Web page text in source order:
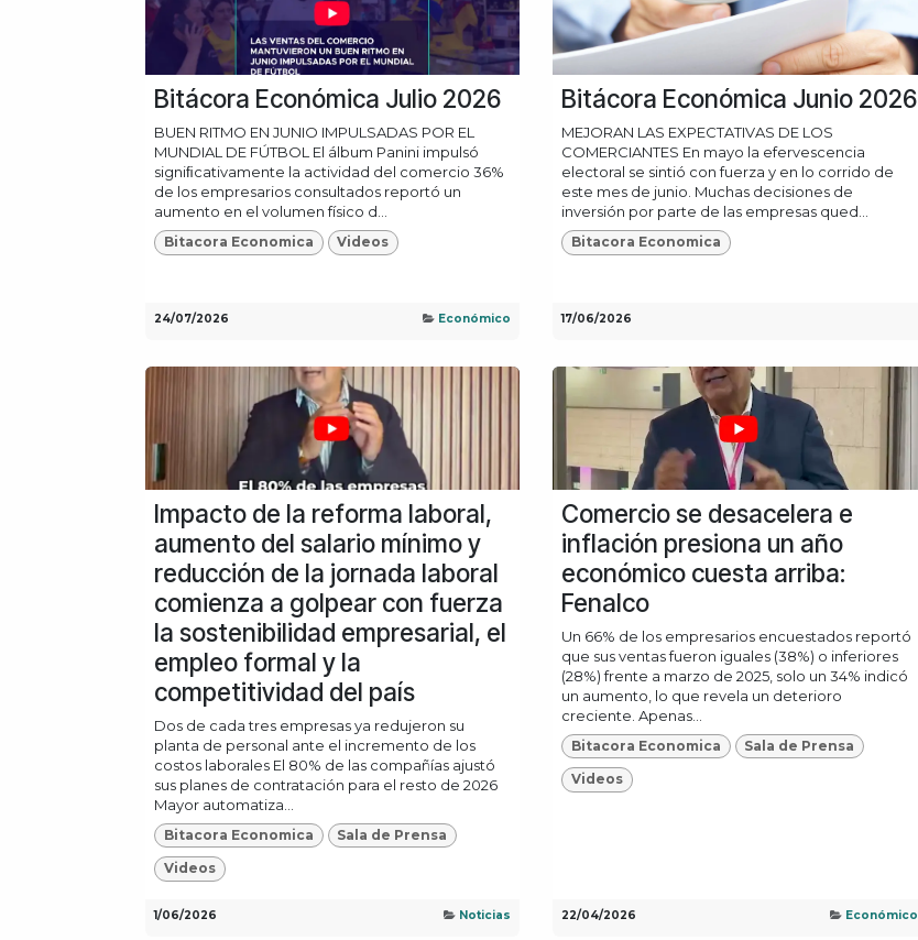
Bitácora Económica Julio 2026
BUEN RITMO EN JUNIO IMPULSADAS POR EL
MUNDIAL DE FÚTBOL El álbum Panini impulsó
signiﬁcativamente la actividad del comercio 36%
de los empresarios consultados reportó un
aumento en el volumen físico d...
Bitacora Economica Videos
24/07/2026 Económico
Bitácora Económica Junio 2026
MEJORAN LAS EXPECTATIVAS DE LOS
COMERCIANTES En mayo la efervescencia
electoral se sintió con fuerza y en lo corrido de
este mes de junio. Muchas decisiones de
inversión por parte de las empresas qued...
Bitacora Economica
17/06/2026
Impacto de la reforma laboral,
aumento del salario mínimo y
reducción de la jornada laboral
comienza a golpear con fuerza
la sostenibilidad empresarial, el
empleo formal y la
competitividad del país
Dos de cada tres empresas ya redujeron su
planta de personal ante el incremento de los
costos laborales El 80% de las compañías ajustó
sus planes de contratación para el resto de 2026
Mayor automatiza...
Bitacora Economica Sala de Prensa
Videos
1/06/2026 Noticias
Comercio se desacelera e
inflación presiona un año
económico cuesta arriba:
Fenalco
Un 66% de los empresarios encuestados reportó
que sus ventas fueron iguales (38%) o inferiores
(28%) frente a marzo de 2025, solo un 34% indicó
un aumento, lo que revela un deterioro
creciente. Apenas...
Bitacora Economica Sala de Prensa
Videos
22/04/2026 Económico